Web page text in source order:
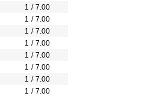
1 / 7.00
1 / 7.00
1 / 7.00
1 / 7.00
1 / 7.00
1 / 7.00
1 / 7.00
1 / 7.00